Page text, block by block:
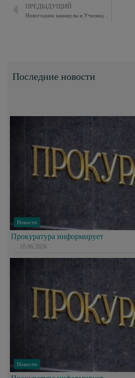
ПРЕДЫДУЩИЙ
Последние новости
Новости
Прокуратура информирует
10.06.2026
Новости